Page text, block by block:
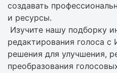
создавать
и ресурсы.
Изучите нашу подборку
редактирования голоса
решения для улучшения,
преобразования